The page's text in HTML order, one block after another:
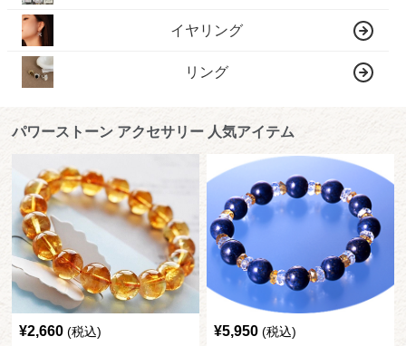
イヤリング
リング
パワーストーン アクセサリー 人気アイテム
¥2,660 (税込) ¥5,950 (税込)